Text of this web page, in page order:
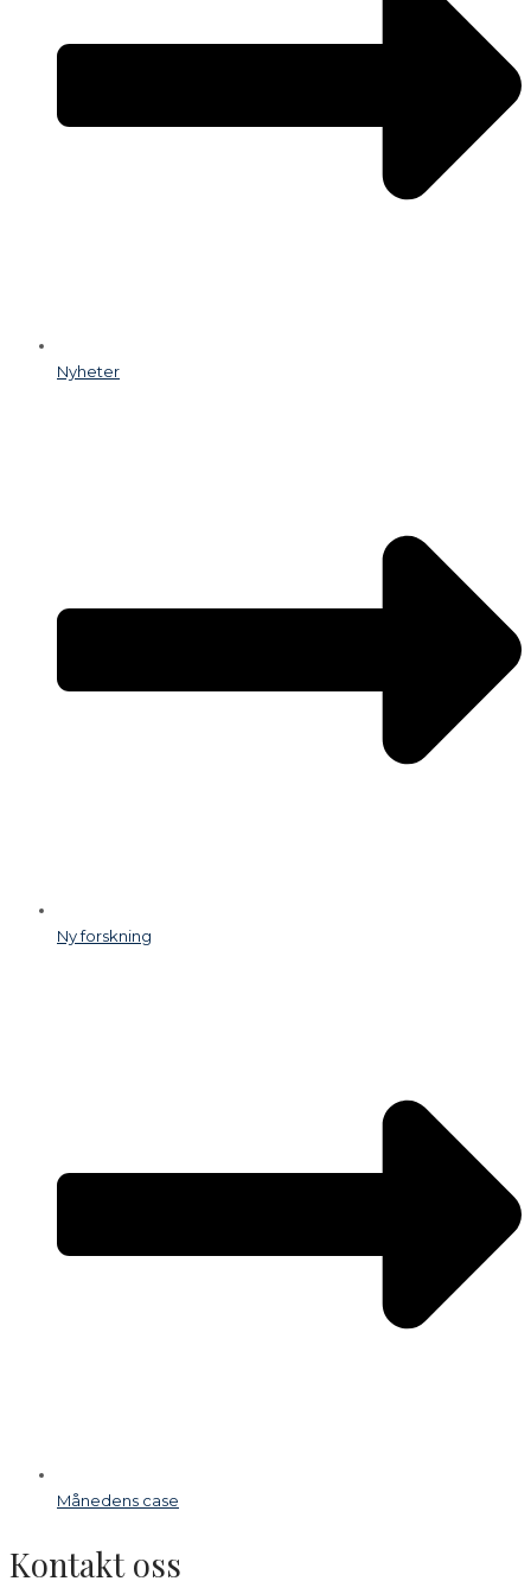
Nyheter
Ny forskning
Månedens case
Kontakt oss